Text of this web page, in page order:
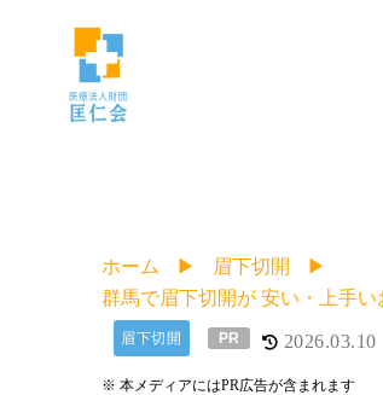
ホーム
眉下切開
群馬で眉下切開が 安い・上手
2026.03.10
眉下切開 PR
※ 本メディアにはPR広告が含まれます